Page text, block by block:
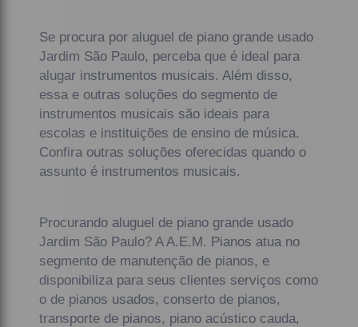
Se procura por aluguel de piano grande usado
Jardim São Paulo, perceba que é ideal para
alugar instrumentos musicais. Além disso,
essa e outras soluções do segmento de
instrumentos musicais são ideais para
escolas e instituições de ensino de música.
Confira outras soluções oferecidas quando o
assunto é instrumentos musicais.
Procurando aluguel de piano grande usado
Jardim São Paulo? A A.E.M. Pianos atua no
segmento de manutenção de pianos, e
disponibiliza para seus clientes serviços como
o de pianos usados, conserto de pianos,
transporte de pianos, piano acústico cauda,